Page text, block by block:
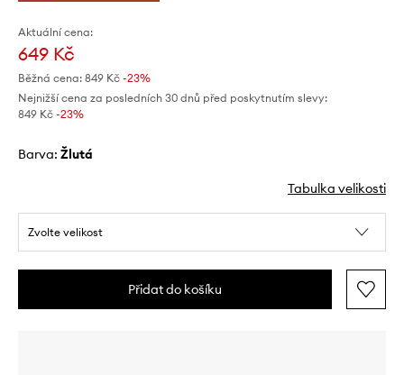
Aktuální cena:
649 Kč
Běžná cena: 849 Kč -23%
Nejnižší cena za posledních 30 dnů před poskytnutím slevy:
849 Kč -23%
Barva: žlutá
Tabulka velikosti
Zvolte velikost
Přidat do košíku